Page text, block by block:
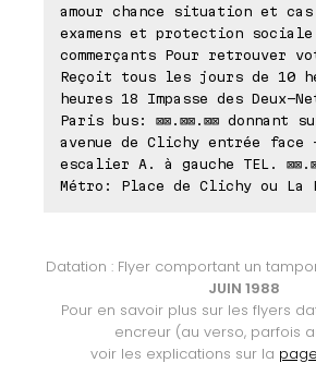
amour chance situation et
examens et protection
commerçants Pour retrouver
Reçoit tous les jours de 10
heures 18 Impasse des Deux-
Paris bus: ⊠⊠.⊠⊠.⊠⊠ donnant
avenue de Clichy entrée face
escalier A. à gauche TEL.
Métro: Place de Clichy ou La
Datation : Flyer comportant un
JUIN 1988
Pour en savoir plus sur les flyers
encreur (au verso, parfois
voir les explications sur la